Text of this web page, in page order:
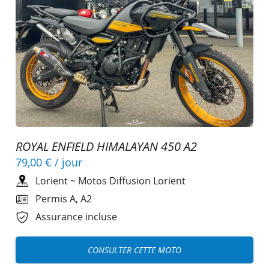
ROYAL ENFIELD HIMALAYAN 450 A2
79,00 € / jour
Lorient~ Motos Diffusion Lorient
Permis A, A2
Assurance incluse
CONSULTER CETTE MOTO